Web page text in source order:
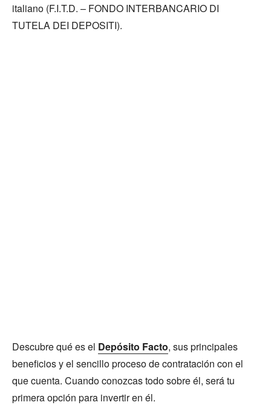
italiano (F.I.T.D. – FONDO INTERBANCARIO DI
TUTELA DEI DEPOSITI).
Descubre qué es el Depósito Facto, sus principales
beneficios y el sencillo proceso de contratación con el
que cuenta. Cuando conozcas todo sobre él, será tu
primera opción para invertir en él.